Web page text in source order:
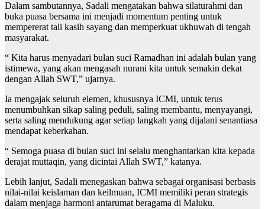
Dalam sambutannya, Sadali mengatakan bahwa silaturahmi dan
buka puasa bersama ini menjadi momentum penting untuk
mempererat tali kasih sayang dan memperkuat ukhuwah di tengah
masyarakat.
“ Kita harus menyadari bulan suci Ramadhan ini adalah bulan yang
istimewa, yang akan mengasah nurani kita untuk semakin dekat
dengan Allah SWT,” ujarnya.
Ia mengajak seluruh elemen, khususnya ICMI, untuk terus
menumbuhkan sikap saling peduli, saling membantu, menyayangi,
serta saling mendukung agar setiap langkah yang dijalani senantiasa
mendapat keberkahan.
“ Semoga puasa di bulan suci ini selalu menghantarkan kita kepada
derajat muttaqin, yang dicintai Allah SWT,” katanya.
Lebih lanjut, Sadali menegaskan bahwa sebagai organisasi berbasis
nilai-nilai keislaman dan keilmuan, ICMI memiliki peran strategis
dalam menjaga harmoni antarumat beragama di Maluku.